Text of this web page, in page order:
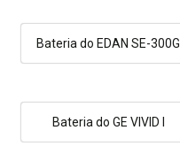
Bateria do EDAN SE-300G
Bateria do GE VIVID I